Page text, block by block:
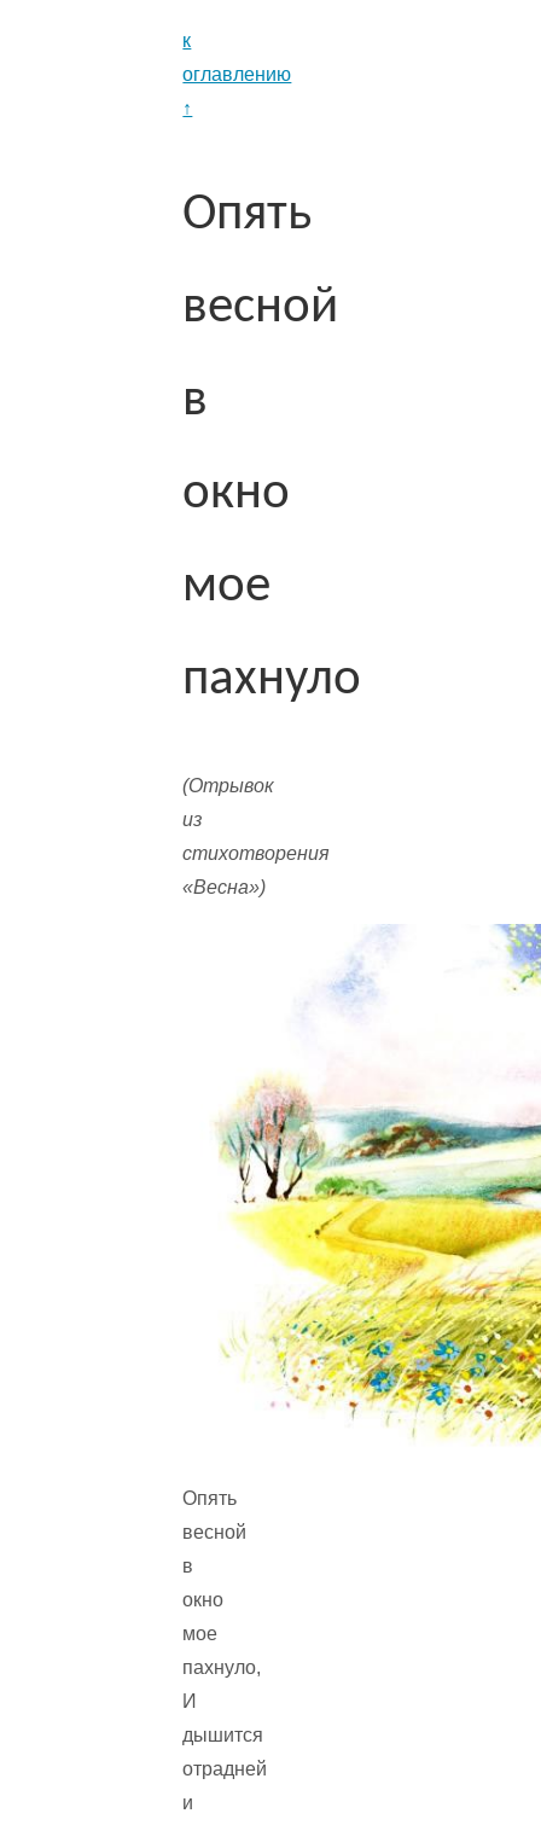
к
оглавлению
↑
Опять
весной
в
окно
мое
пахнуло
(Отрывок
из
стихотворения
«Весна»)
Опять
весной
в
окно
мое
пахнуло,
И
дышится
отрадней
и